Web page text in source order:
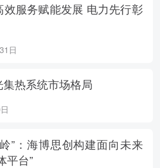
服务赋能发展 电力先行彰
日
热系统市场格局
”：海博思创构建面向未来
平台”